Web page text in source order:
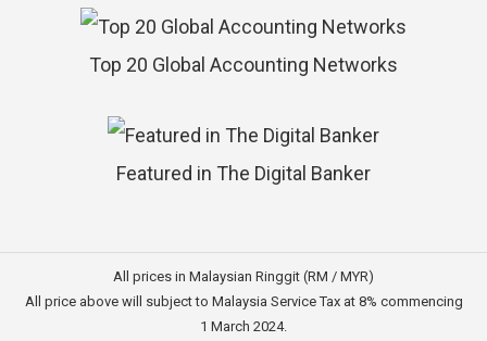
Top 20 Global Accounting Networks
Featured in The Digital Banker
All prices in Malaysian Ringgit (RM / MYR)
All price above will subject to Malaysia Service Tax at 8% commencing
1 March 2024.